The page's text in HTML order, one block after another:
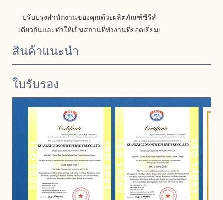
ปรับปรุงสำนักงานของคุณด้วยผลิตภัณฑ์ซีรีส์
เดียวกันและทำให้เป็นสถานที่ทำงานที่ยอดเยี่ยม!
สินค้าแนะนำ
ใบรับรอง